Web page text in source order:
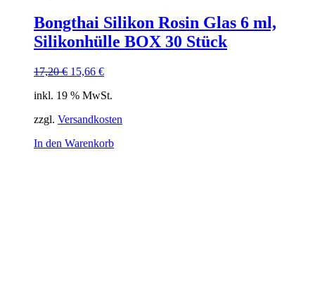
Bongthai Silikon Rosin Glas 6 ml,
Silikonhülle BOX 30 Stück
17,20€ Ursprünglicher
war:
15,66 €Aktueller
ist:
inkl. 19 % MwSt.
zzgl. Versandkosten
In den Warenkorb